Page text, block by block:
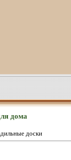
дома
доски